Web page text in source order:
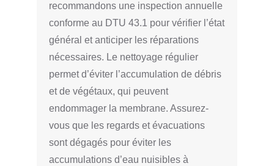
recommandons une inspection annuelle
conforme au DTU 43.1 pour vérifier l’état
général et anticiper les réparations
nécessaires. Le nettoyage régulier
permet d’éviter l’accumulation de débris
et de végétaux, qui peuvent
endommager la membrane. Assurez-
vous que les regards et évacuations
sont dégagés pour éviter les
accumulations d’eau nuisibles à